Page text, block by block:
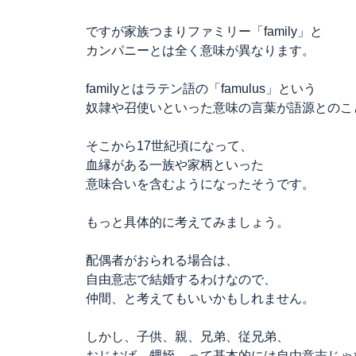
ですが家族つまりファミリー「family」と
カンパニーとは全く意味が異なります。
familyとはラテン語の「famulus」という
奴隷や召使いといった意味の言葉が語源とのこ
そこから17世紀頃になって、
血縁がある一族や家柄といった
意味合いを含むようになったそうです。
もっと具体的に考えてみましょう。
配偶者がおられる場合は、
自由意志で結婚するわけなので、
仲間、と考えてもいいかもしれません。
しかし、子供、親、兄弟、従兄弟、